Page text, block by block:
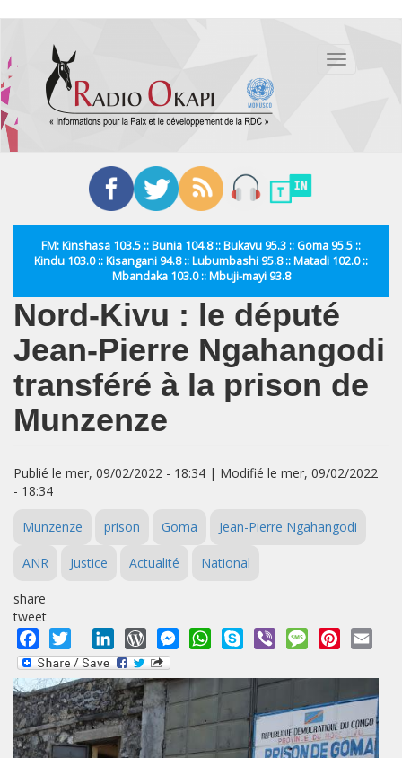
contenu
principal
Toggle
FM: Kinshasa 103.5 :: Bunia 104.8 :: Bukavu 95.3 :: Goma 95.5 ::
Kindu 103.0 :: Kisangani 94.8 :: Lubumbashi 95.8 :: Matadi 102.0 ::
Mbandaka 103.0 :: Mbuji-mayi 93.8
Nord-Kivu : le député
Jean-Pierre Ngahangodi
transféré à la prison de
Munzenze
Publié le mer, 09/02/2022 - 18:34 | Modifié le mer, 09/02/2022
- 18:34
Munzenze prison Goma Jean-Pierre Ngahangodi
ANR Justice Actualité National
share
tweet
Facebook
Twitter LinkedInWordPressMessengerWhatsApp
Skype Viber MessagePinterest